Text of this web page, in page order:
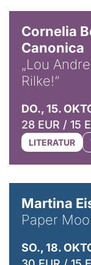
Cornelia
Canonica
„Lou
Rilke!“
DO., 15.
28 EUR / 15
LITERATUR
Martina
Paper
SO., 18.